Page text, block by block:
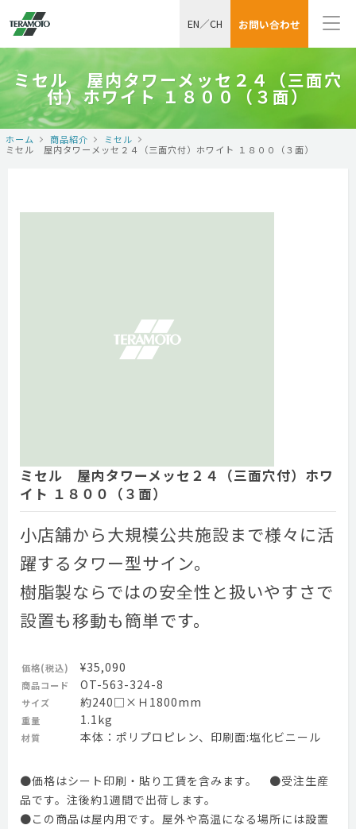
お問い合わせ
EN／CH
ミセル 屋内タワーメッセ２４（三面穴
付）ホワイト １８００（３面）
ホーム 商品紹介
ミセル
ミセル 屋内タワーメッセ２４（三面穴付）ホワイト １８００（３面）
ミセル 屋内タワーメッセ２４（三面穴付）ホワ
イト １８００（３面）
小店舗から大規模公共施設まで様々に活
躍するタワー型サイン。
樹脂製ならではの安全性と扱いやすさで
設置も移動も簡単です。
価格(税込) ¥35,090
商品コード OT-563-324-8
サイズ 約240□×Ｈ1800mm
重量 1.1kg
材質 本体：ポリプロピレン、印刷面:塩化ビニール
●価格はシート印刷・貼り工賃を含みます。 ●受注生産
品です。注後約1週間で出荷します。
●この商品は屋内用です。屋外や高温になる場所には設置